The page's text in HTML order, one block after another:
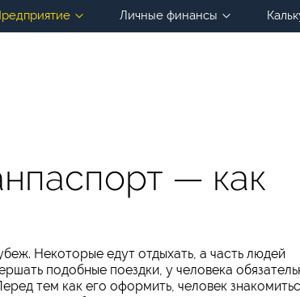
Личные финансы
— как
Некоторые едут отдыхать, а часть людей
подобные поездки, у человека
тем как его оформить, человек